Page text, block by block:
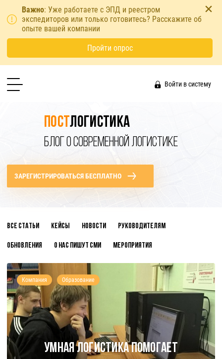
Важно: Уже работаете с ЭПД и реестром
экспедиторов или только готовитесь? Расскажите об
опыте вашей компании
Пройти опрос
Войти в систему
Постлогистика
БЛОГ О СОВРЕМЕННОЙ ЛОГИСТИКЕ
ЗАРЕГИСТРИРОВАТЬСЯ БЕСПЛАТНО
Все статьи Кейсы Новости Руководителям
Обновления О нас пишут СМИ Мероприятия
Компания Образование
Умная Логистика помогает